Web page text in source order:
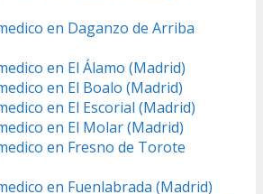
en Daganzo de Arriba
en El Álamo (Madrid)
en El Boalo (Madrid)
en El Escorial (Madrid)
en El Molar (Madrid)
en Fresno de Torote
en Fuenlabrada (Madrid)